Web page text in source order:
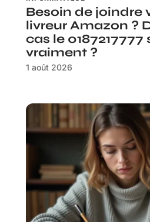
Besoin de joindre
livreur Amazon ?
cas le 0187217777
vraiment ?
1 août 2026